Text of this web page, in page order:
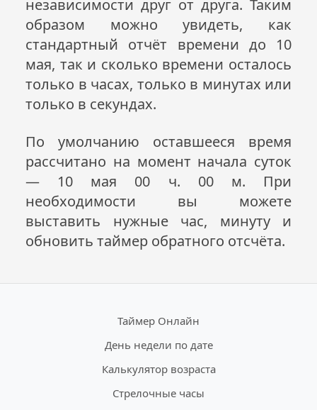
независимости друг от друга. Таким
образом можно увидеть, как
стандартный отчёт времени до 10
мая, так и сколько времени осталось
только в часах, только в минутах или
только в секундах.
По умолчанию оставшееся время
рассчитано на момент начала суток
— 10 мая 00 ч. 00 м. При
необходимости вы можете
выставить нужные час, минуту и
обновить таймер обратного отсчёта.
Таймер Онлайн
День недели по дате
Калькулятор возраста
Стрелочные часы